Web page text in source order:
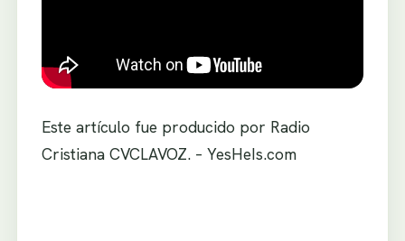
Este artículo fue producido por Radio
Cristiana CVCLAVOZ. – YesHeIs.com